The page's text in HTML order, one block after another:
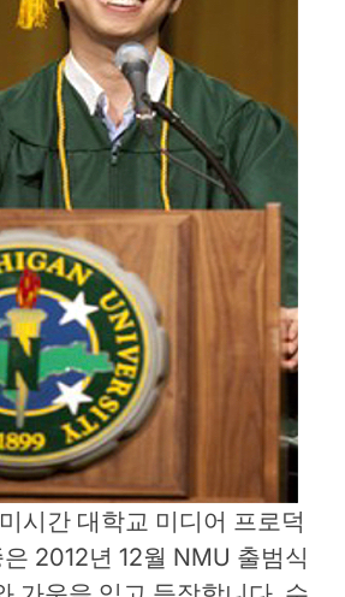
시간 대학교 미디어 프로덕
2012년 12월 NMU 출범식